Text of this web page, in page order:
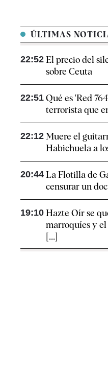
ÚLTIMAS
22:52 El precio del
sobre Ceuta
22:51 Qué es 'Red
terrorista que
22:12 Muere el
Habichuela a
20:44 La Flotilla de
censurar un
19:10 Hazte Oír se
marroquíes y
[...]